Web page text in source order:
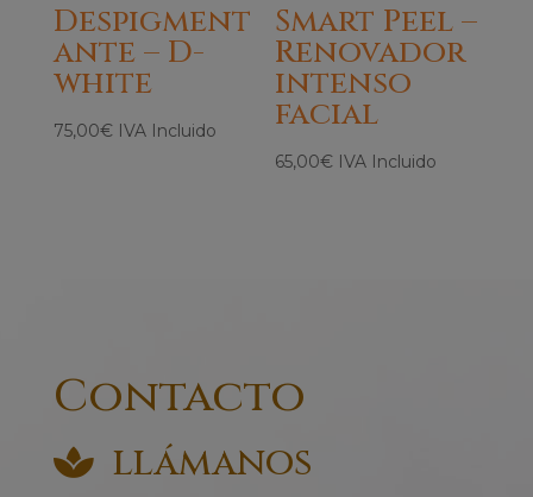
Despigment
ante – D-
white
75,00€ IVA Incluido
Smart Peel –
Renovador
intenso
facial
65,00€ IVA Incluido
Contacto
 llámanos